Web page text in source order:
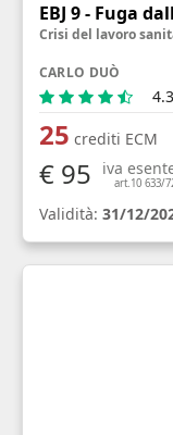
EBJ 9 - Fuga
CARLO DUÒ
4.3
25 crediti ECM
€ 95 iva
art.10 633/
Validità: 31/12/